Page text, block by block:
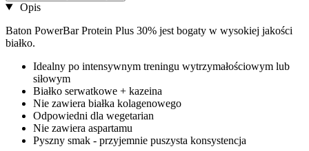
Opis
Baton PowerBar Protein Plus 30% jest bogaty w wysokiej jakości
białko.
Idealny po intensywnym treningu wytrzymałościowym lub
siłowym
Białko serwatkowe + kazeina
Nie zawiera białka kolagenowego
Odpowiedni dla wegetarian
Nie zawiera aspartamu
Pyszny smak - przyjemnie puszysta konsystencja